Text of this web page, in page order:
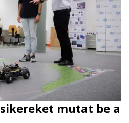
mutat be a